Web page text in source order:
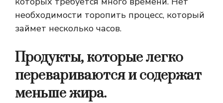
необходимости торопить процесс, который
займет несколько часов.
Продукты, которые легко
перевариваются и содержат
меньше жира.